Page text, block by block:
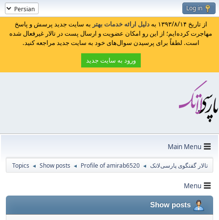
Log in
از تاریخ ۱۳۹۳/۸/۱۴ به دلیل ارائه خدمات بهتر به سایت جدید پرسش و پاسخ
مهاجرت کرده‌ایم؛ از این رو امکان عضویت و ارسال پست در تالار غیرفعال شده
است. لطفاً برای پرسیدن سوال‌های خود به سایت جدید مراجعه کنید.
ورود به سایت جدید
Main Menu
تالار گفتگوی پارسی‌لاتک ◄
Profile of amirab6520
◄
Show posts
◄
Topics
Menu
Show posts